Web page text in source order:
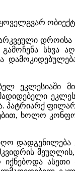
სხვა
ეკლესიაში
ხოლო
იქნებოდა